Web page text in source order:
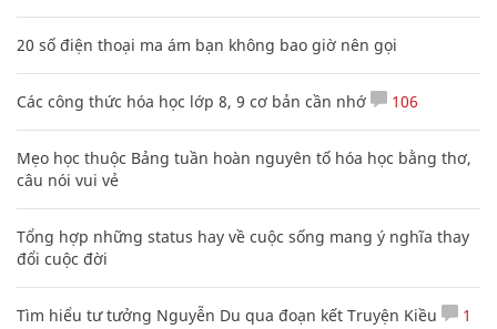
20 số điện thoại ma ám bạn không bao giờ nên gọi
Các công thức hóa học lớp 8, 9 cơ bản cần nhớ 106
Mẹo học thuộc Bảng tuần hoàn nguyên tố hóa học bằng thơ,
câu nói vui vẻ
Tổng hợp những status hay về cuộc sống mang ý nghĩa thay
đổi cuộc đời
Tìm hiểu tư tưởng Nguyễn Du qua đoạn kết Truyện Kiều 1